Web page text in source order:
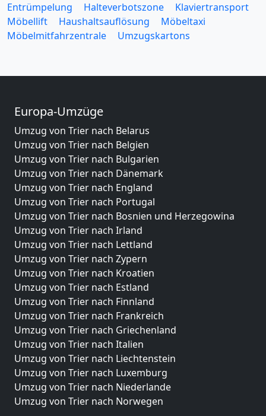
Entrümpelung
Halteverbotszone
Klaviertransport
Möbellift
Haushaltsauflösung
Möbeltaxi
Möbelmitfahrzentrale
Umzugskartons
Europa-Umzüge
Umzug von Trier nach Belarus
Umzug von Trier nach Belgien
Umzug von Trier nach Bulgarien
Umzug von Trier nach Dänemark
Umzug von Trier nach England
Umzug von Trier nach Portugal
Umzug von Trier nach Bosnien und Herzegowina
Umzug von Trier nach Irland
Umzug von Trier nach Lettland
Umzug von Trier nach Zypern
Umzug von Trier nach Kroatien
Umzug von Trier nach Estland
Umzug von Trier nach Finnland
Umzug von Trier nach Frankreich
Umzug von Trier nach Griechenland
Umzug von Trier nach Italien
Umzug von Trier nach Liechtenstein
Umzug von Trier nach Luxemburg
Umzug von Trier nach Niederlande
Umzug von Trier nach Norwegen